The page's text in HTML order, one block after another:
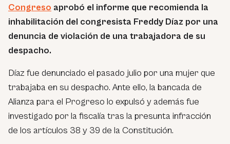
Congreso aprobó el informe que recomienda la
inhabilitación del congresista Freddy Díaz por una
denuncia de violación de una trabajadora de su
despacho.
Díaz fue denunciado el pasado julio por una mujer que
trabajaba en su despacho. Ante ello, la bancada de
Alianza para el Progreso lo expulsó y además fue
investigado por la fiscalía tras la presunta infracción
de los artículos 38 y 39 de la Constitución.